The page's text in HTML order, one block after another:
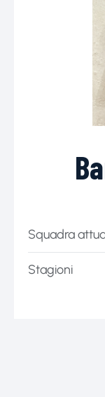
Squadra
Stagioni